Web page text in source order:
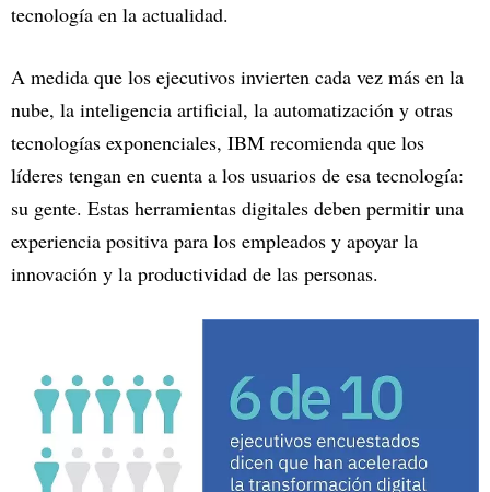
tecnología en la actualidad.
A medida que los ejecutivos invierten cada vez más en la
nube, la inteligencia artificial, la automatización y otras
tecnologías exponenciales, IBM recomienda que los
líderes tengan en cuenta a los usuarios de esa tecnología:
su gente. Estas herramientas digitales deben permitir una
experiencia positiva para los empleados y apoyar la
innovación y la productividad de las personas.